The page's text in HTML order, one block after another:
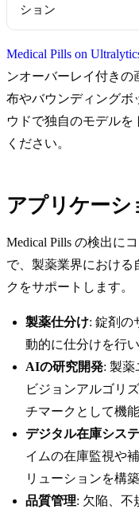
ション
Medical Pills on
ンオーバーレイ付きの
布やバウンディングボ
ウドで独自のモデルを
ください。
アプリケーシ
Medical Pills の検出に
で、製薬業界における
クをサポートします。
製薬仕分け: 錠剤の
動的に仕分けを行
AIの研究開発: 製薬
ビジョンアルゴリ
チマークとして機能
デジタル在庫シス
イムの在庫監視や
リューションを構築
品質管理: 欠陥、不